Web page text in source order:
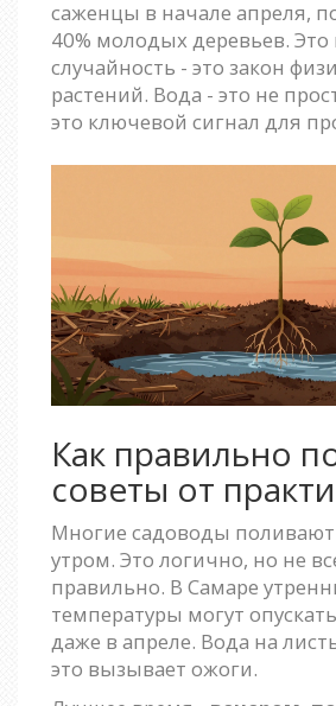
саженцы в начале апреля,
40% молодых деревьев. Это
случайность - это закон
растений. Вода - это не
это ключевой сигнал для
Как правильно
советы от
Многие садоводы поливают
утром. Это логично, но не
правильно. В Самаре
температуры могут
даже в апреле. Вода на
это вызывает ожоги.